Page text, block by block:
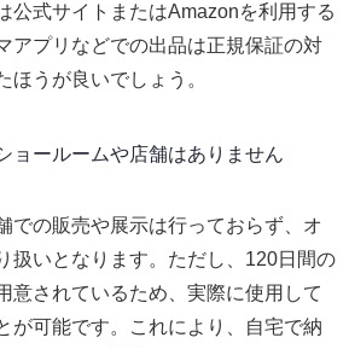
公式サイトまたはAmazonを利用する
アプリなどでの出品は正規保証の対
ほうが良いでしょう。
ョールームや店舗はありません
での販売や展示は行っておらず、オ
扱いとなります。ただし、120日間の
意されているため、実際に使用して
が可能です。これにより、自宅で納